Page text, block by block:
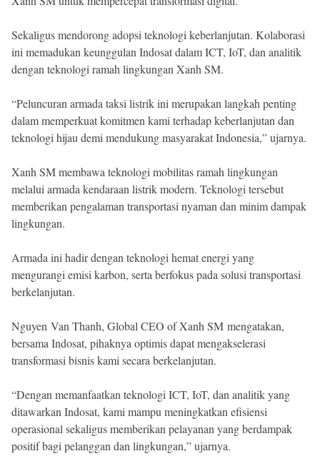
Sekaligus mendorong adopsi teknologi keberlanjutan. Kolaborasi
ini memadukan keunggulan Indosat dalam ICT, IoT, dan analitik
dengan teknologi ramah lingkungan Xanh SM.
“Peluncuran armada taksi listrik ini merupakan langkah penting
dalam memperkuat komitmen kami terhadap keberlanjutan dan
teknologi hijau demi mendukung masyarakat Indonesia,” ujarnya.
Xanh SM membawa teknologi mobilitas ramah lingkungan
melalui armada kendaraan listrik modern. Teknologi tersebut
memberikan pengalaman transportasi nyaman dan minim dampak
lingkungan.
Armada ini hadir dengan teknologi hemat energi yang
mengurangi emisi karbon, serta berfokus pada solusi transportasi
berkelanjutan.
Nguyen Van Thanh, Global CEO of Xanh SM mengatakan,
bersama Indosat, pihaknya optimis dapat mengakselerasi
transformasi bisnis kami secara berkelanjutan.
“Dengan memanfaatkan teknologi ICT, IoT, dan analitik yang
ditawarkan Indosat, kami mampu meningkatkan efisiensi
operasional sekaligus memberikan pelayanan yang berdampak
positif bagi pelanggan dan lingkungan,” ujarnya.